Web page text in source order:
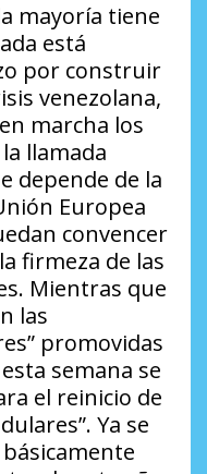
mayoría tiene
está
por construir
venezolana,
marcha los
llamada
depende de la
Europea
convencer
firmeza de las
Mientras que
las
promovidas
semana se
el reinicio de
Ya se